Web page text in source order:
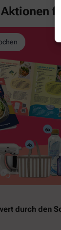
durch den